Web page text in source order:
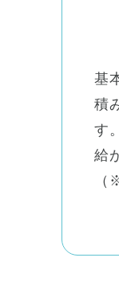
基
積
す
給